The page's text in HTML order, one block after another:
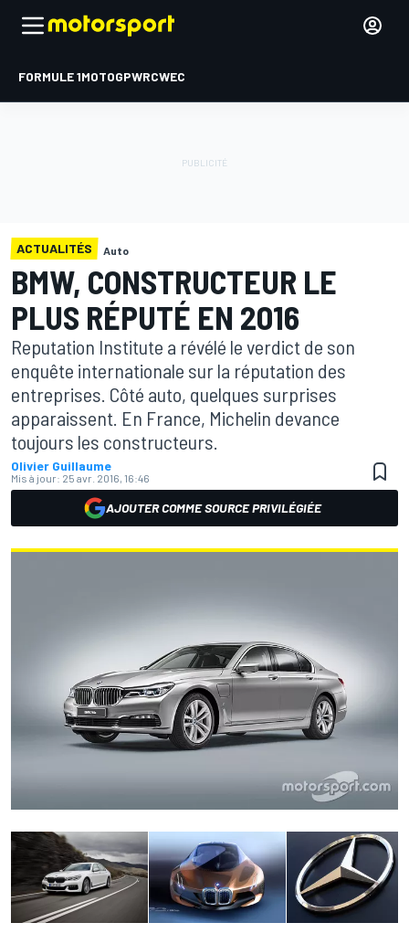
FORMULE 1MOTOGPWRCWEC
ACTUALITÉS Auto
BMW, CONSTRUCTEUR LE
PLUS RÉPUTÉ EN 2016
Reputation Institute a révélé le verdict de son
enquête internationale sur la réputation des
entreprises. Côté auto, quelques surprises
apparaissent. En France, Michelin devance
toujours les constructeurs.
Olivier Guillaume
Mis à jour: 25 avr. 2016, 16:46
AJOUTER COMME SOURCE PRIVILÉGIÉE